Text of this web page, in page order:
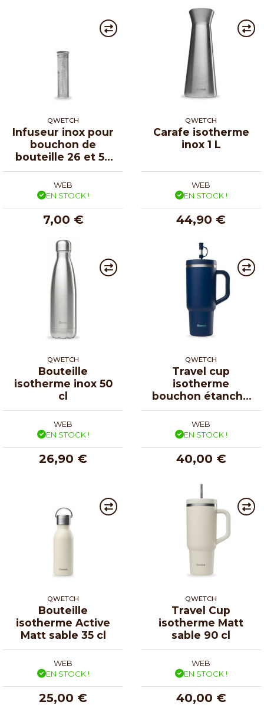
QWETCH
Infuseur inox pour
bouchon de
bouteille 26 et 50
cl
WEB
EN STOCK !
7,00 €
QWETCH
Carafe isotherme
inox 1 L
WEB
EN STOCK !
44,90 €
QWETCH
Bouteille
isotherme inox 50
cl
WEB
EN STOCK !
26,90 €
QWETCH
Travel cup
isotherme
bouchon étanche
bleu nuit 90 cl
WEB
EN STOCK !
40,00 €
QWETCH
Bouteille
isotherme Active
Matt sable 35 cl
WEB
EN STOCK !
25,00 €
QWETCH
Travel Cup
isotherme Matt
sable 90 cl
WEB
EN STOCK !
40,00 €